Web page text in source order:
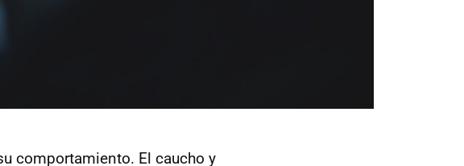
comportamiento. El caucho y